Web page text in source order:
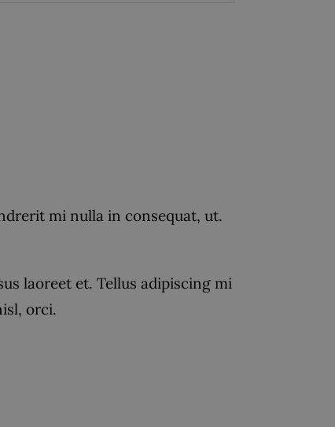
mi nulla in consequat, ut.
laoreet et. Tellus adipiscing mi
orci.